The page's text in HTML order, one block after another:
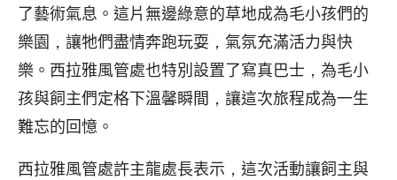
了藝術氣息。這片無邊綠意的草地成為毛小孩們的
樂園，讓牠們盡情奔跑玩耍，氣氛充滿活力與快
樂。西拉雅風管處也特別設置了寫真巴士，為毛小
孩與飼主們定格下溫馨瞬間，讓這次旅程成為一生
難忘的回憶。
西拉雅風管處許主龍處長表示，這次活動讓飼主與